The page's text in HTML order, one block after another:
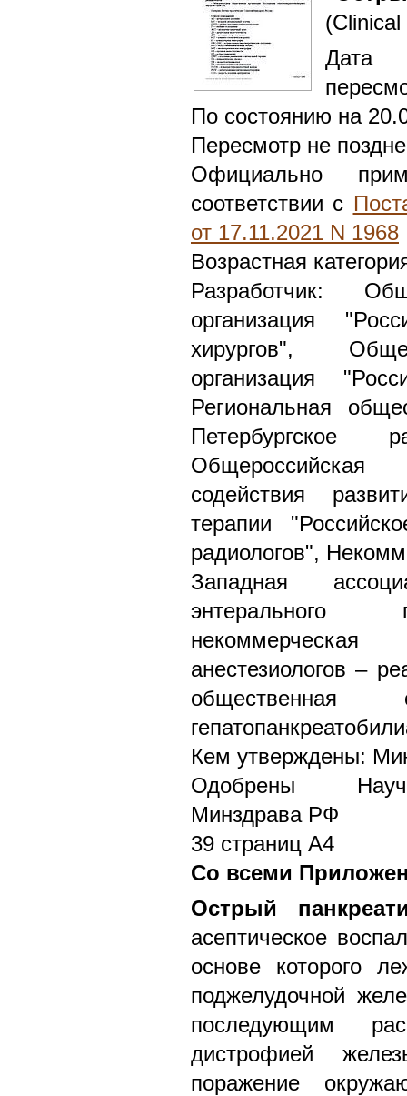
Дата
По состоянию на
Пересмотр не
Официально
соответствии с
от 17.11.2021 N 1968
Возрастная
Разработчик:
организация
хирургов",
организация
Региональная
Петербургское
Общероссийская
содействия
терапии
радиологов",
Западная
энтерального
некоммерческая
анестезиологов –
общественная
Кем утверждены:
Одобрены
Минздрава РФ
39 страниц А4
Со всеми
Острый
асептическое
основе которого
поджелудочной
последующим
дистрофией
поражение